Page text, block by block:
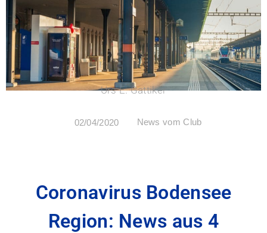
Urs E. Gattiker
02/04/2020 News vom Club
Coronavirus Bodensee
Region: News aus 4